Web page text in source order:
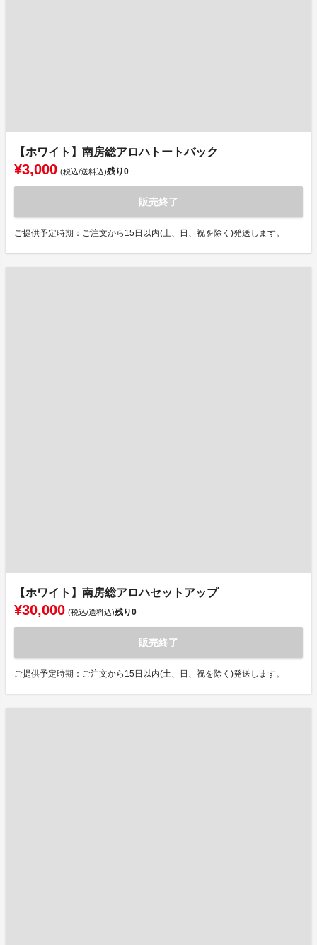
【ホワイト】南房総アロハトートバック
¥3,000 (税込/送料込)残り0
販売終了
ご提供予定時期：ご注文から15日以内(土、日、祝を除く)発送します。
【ホワイト】南房総アロハセットアップ
¥30,000 (税込/送料込)残り0
販売終了
ご提供予定時期：ご注文から15日以内(土、日、祝を除く)発送します。